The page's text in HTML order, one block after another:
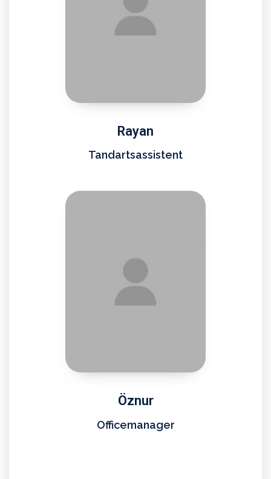
Rayan
Tandartsassistent
Öznur
Officemanager